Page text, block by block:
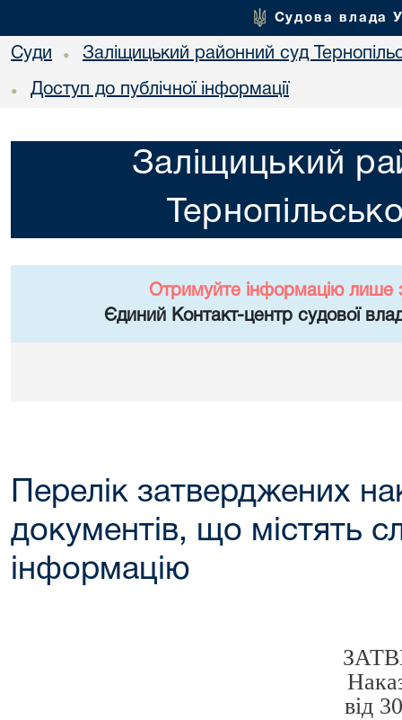
Судова влада
Суди • Заліщицький районний суд
• Доступ до публічної інформації
Заліщицький
Отримуйте інформацію лише
Єдиний Контакт-центр судової
Перелік затверджених
документів, що містять
інформацію
від